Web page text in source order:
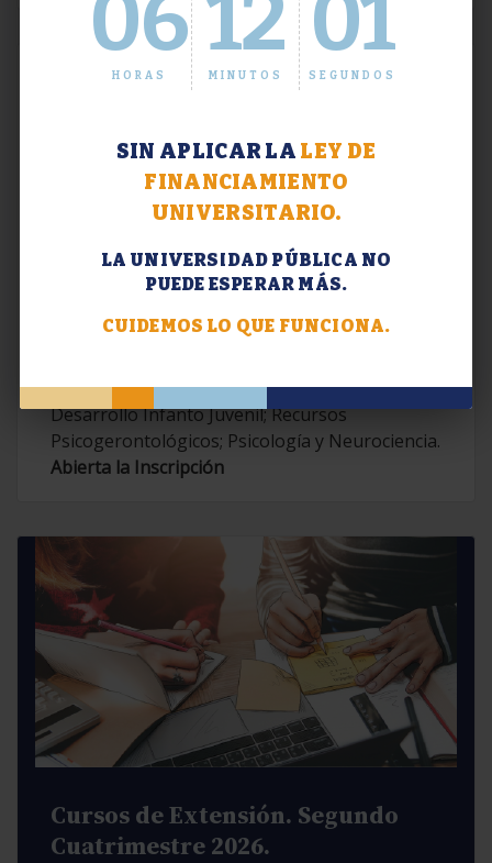
06
HORAS
12
MINUTOS
01
SEGUNDOS
SIN APLICAR LA LEY DE
FINANCIAMIENTO
UNIVERSITARIO.
LA UNIVERSIDAD PÚBLICA NO
PUEDE ESPERAR MÁS.
CUIDEMOS LO QUE FUNCIONA.
Extensión. Diplomaturas 2026.
Contemporáneas; Problemáticas en el
Desarrollo Infanto Juvenil; Recursos
Psicogerontológicos; Psicología y Neurociencia.
Abierta la Inscripción
Cursos de Extensión. Segundo
Cuatrimestre 2026.